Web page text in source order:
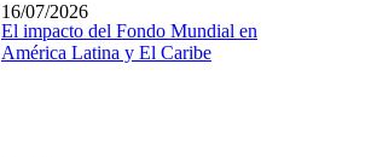
El impacto del Fondo Mundial en
América Latina y El Caribe
16/07/2026